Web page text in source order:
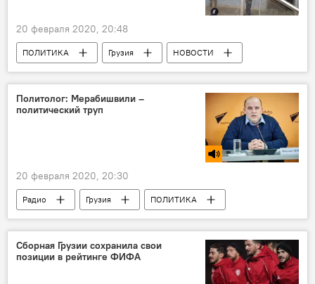
20 февраля 2020, 20:48
ПОЛИТИКА Грузия
НОВОСТИ
Imedi – Имеди грузинское онлайн ТВ
Политолог: Мерабишвили –
политический труп
20 февраля 2020, 20:30
Радио Грузия
ПОЛИТИКА
Вахтанг Маисая
Вано Мерабишвили
Сборная Грузии сохранила свои
позиции в рейтинге ФИФА